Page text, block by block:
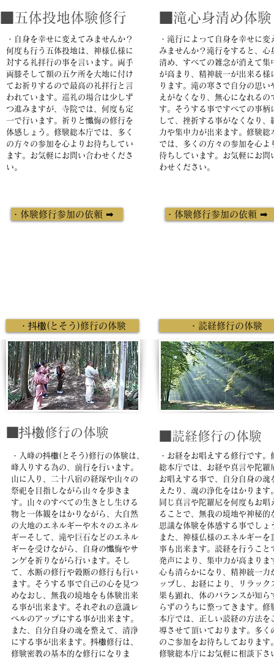
■五体投地体験修行
・自身を幸せに変えてみませんか？
何度も行う五体投地は、神様仏様に
対する礼拝行の事を言います。両手
両膝そして額の五ケ所を大地に付け
てお祈りするので最高の礼拝行と言
われています。巡礼の場合は少しず
つ進みますが、寺院では、何度も定
一で行います。祈りと懺悔の修行を
体感しょう。 ​修験総本庁では、多く
の方々の参加を心よりお待ちしてい
ます。お気軽にお問い合わせくださ
い。
■滝心身清め体験
・滝行によって自身を幸せに変
みませんか？​滝行をすると、心
清め、すべての雑念が消えて集
が高まり、精神統一が出来る様
ります。滝の寒さで自分の思い
えがなくなり、無心になれるの
す。そうする事ですべての事柄
して、挫折する事がなくなり、
力や集中力が出来ます。修験総
では、 多くの方々の参加を心よ
待ちしています。
お気軽にお問
わせください。
・体験修行参加の依頼 ➡ ・体験修行参加の依頼
・抖櫢(とそう)修行の体験
■抖櫢修行の体験
・入峰の抖櫢(とそう)修行の体験は、
峰入りする為の、前行を行います。
山に入り、二十八宿の経塚や山々の
祭祀を目指しながら山々を歩きま
す。山々のすべての生きとし生ける
物と一体観をはかりながら、大自然
の大地のエネルギーや木々のエネル
ギーそして、滝や巨石などのエネル
ギーを受けながら、自身の懺悔やサ
ンゲを祈りながら行います。そし
て、水断の修行や穀断の修行も行い
ます。そうする事で自己の心を見つ
めなおし、無我の境地をも体験出来
る事が出来ます。それぞれの意識レ
ベルのアップにする事が出来ます。
また、自分自身の魂を整えて、 清浄
にする事が出来ます。抖櫢修行は、
修験密教の基本的な修行になりま
・読経修行の体験
■読経修行の体験
・お経をお唱えする修行です。
総本庁では、お経や真言や陀羅
お唱えする事で、自分自身の魂
えたり、魂の浄化をはかります
同じ真言や陀羅尼を何度もお唱
ることで、無我の境地や神秘的
思議な体験を体感する事でしょ
また、神様仏様のエネルギーを
事も出来ます。読経を行うこと
発声により、集中力が高まりま
心も清らかになり、精神統一力
ップし、お経により、リラック
果も顕れ、体のバランスが知ら
らずのうちに整ってきます。 修
本庁では、正しい読経の方法を
導させて頂いております。多く
のご参加をお待ちしております
修験総本庁 にお気軽に相談下さ